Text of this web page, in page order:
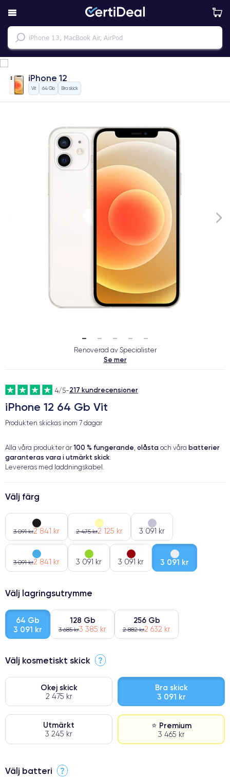
iPhone 12
Vit 64 Gb Bra skick
Renoverad av Specialister
Se mer
4/5-217 kundrecensioner
iPhone 12 64 Gb Vit
Produkten skickas inom 7 dagar
Alla våra produkter är 100 % fungerande, olåsta och våra batterier
garanteras vara i utmärkt skick.
Levereras med laddningskabel.
Välj färg
3 091 kr2 841 kr 2 475 kr2 125 kr 3 091 kr
3 091 kr2 841 kr 3 091 kr 3 091 kr 3 091 kr
Välj lagringsutrymme
64 Gb
3 091 kr
128 Gb
3 685 kr3 385 kr
256 Gb
2 882 kr2 632 kr
Välj kosmetiskt skick ?
Okej skick
2 475 kr
Bra skick
3 091 kr
Utmärkt
3 245 kr
⭐ Premium
3 465 kr
⭐ Premium
Välj batteri ?